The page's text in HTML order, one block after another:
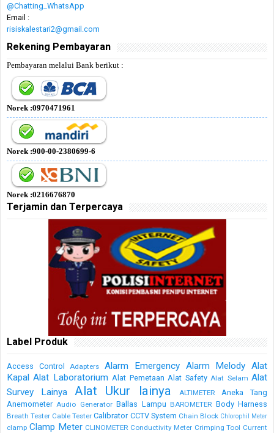
@Chatting_WhatsApp
Email :
risiskalestari2@gmail.com
Rekening Pembayaran
Pembayaran melalui Bank berikut :
Norek :0970471961
Norek :900-00-2380699-6
Norek :0216676870
Terjamin dan Terpercaya
Label Produk
Access Control Adapters Alarm Emergency Alarm Melody Alat
Kapal Alat Laboratorium Alat Pemetaan Alat Safety Alat Selam Alat
Survey Lainya
Alat Ukur lainya ALTIMETER
Aneka Tang
Anemometer Audio Generator Ballas Lampu BAROMETER Body Harness
Breath Tester Cable Tester Calibrator CCTV System Chain Block Chlorophil Meter
clamp Clamp Meter CLINOMETER Conductivity Meter Crimping Tool Current